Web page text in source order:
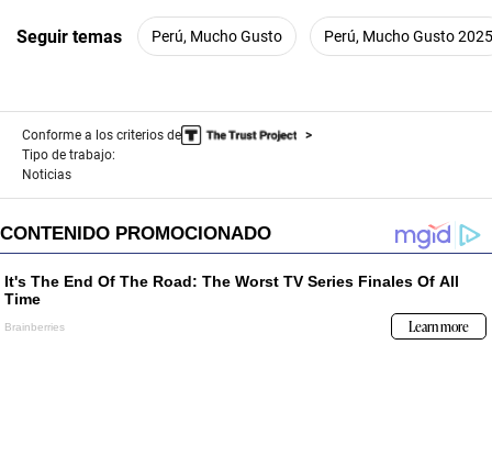
Seguir temas Perú, Mucho Gusto Perú, Mucho Gusto 2025
Conforme a los criterios de
Tipo de trabajo:
Noticias